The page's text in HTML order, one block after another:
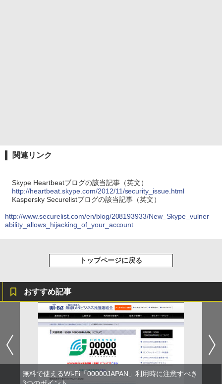
関連リンク
Skype Heartbeatブログの該当記事（英文）
http://heartbeat.skype.com/2012/11/security_issue.html
Kaspersky Securelistブログの該当記事（英文）
http://www.securelist.com/en/blog/208193933/New_Skype_vulner
ability_allows_hijacking_of_your_account
トップページに戻る
おすすめ記事
無料で使えるWi-Fi「00000JAPAN」利用時に注意すべき